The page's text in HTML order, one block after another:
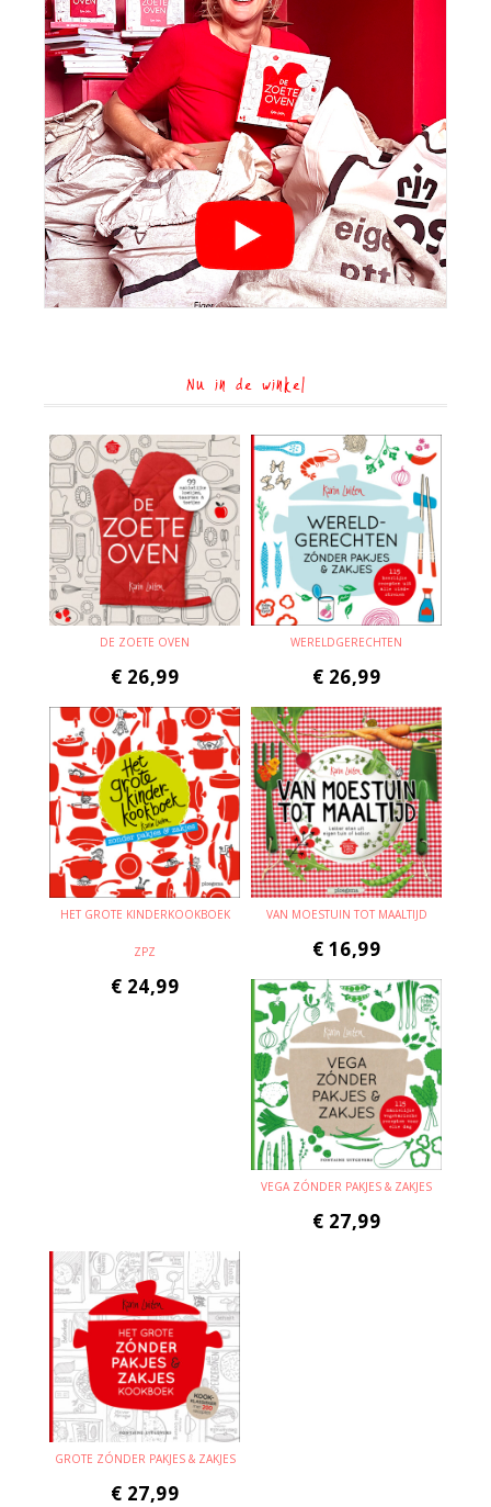
Nu in de winkel
DE ZOETE OVEN
€ 26,99
WERELDGERECHTEN
€ 26,99
HET GROTE KINDERKOOKBOEK
ZPZ
€ 24,99
VAN MOESTUIN TOT MAALTIJD
€ 16,99
VEGA ZÓNDER PAKJES & ZAKJES
€ 27,99
GROTE ZÓNDER PAKJES & ZAKJES
€ 27,99